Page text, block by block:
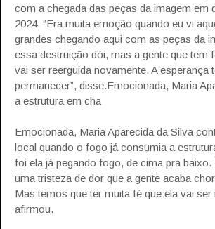
com a chegada das peças da imagem em
2024. “Era muita emoção quando eu vi
grandes chegando aqui com as peças da
essa destruição dói, mas a gente que tem
vai ser reerguida novamente. A esperança
permanecer”, disse.Emocionada, Maria
a estrutura em cha
Emocionada, Maria Aparecida da Silva
local quando o fogo já consumia a
foi ela já pegando fogo, de cima pra baixo.
uma tristeza de dor que a gente acaba
Mas temos que ter muita fé que ela vai ser
afirmou.